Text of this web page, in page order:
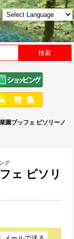
園ブッフェ ピソリーノ
グ
ェ ピソリ